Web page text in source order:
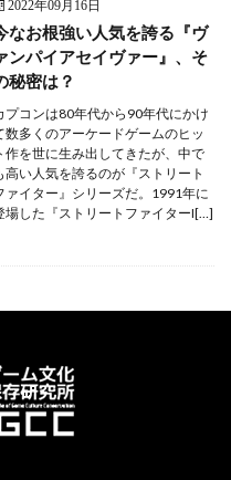
2022年09月16日
なお根強い人気を誇る『ヴ
ンパイアセイヴァー』、そ
秘密は？
プコンは80年代から90年代にかけ
数多くのアーケードゲームのヒッ
作を世に生み出してきたが、中で
高い人気を誇るのが『ストリート
ァイター』シリーズだ。1991年に
場した『ストリートファイターI[…]